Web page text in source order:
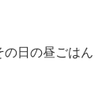
の日の昼ごはん